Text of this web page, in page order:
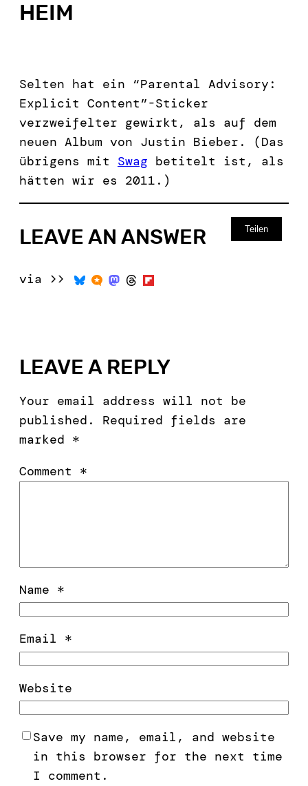
HEIM
Selten hat ein “Parental Advisory:
Explicit Content”-Sticker
verzweifelter gewirkt, als auf dem
neuen Album von Justin Bieber. (Das
übrigens mit Swag betitelt ist, als
hätten wir es 2011.)
Teilen
LEAVE AN ANSWER
via >>
LEAVE A REPLY
Your email address will not be
published.
Required fields are
marked *
Comment *
Name *
Email *
Website
Save my name, email, and website
in this browser for the next time
I comment.